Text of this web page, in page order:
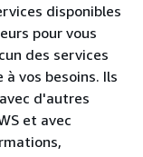
disponibles
pour vous
des services
vos besoins. Ils
d'autres
et avec